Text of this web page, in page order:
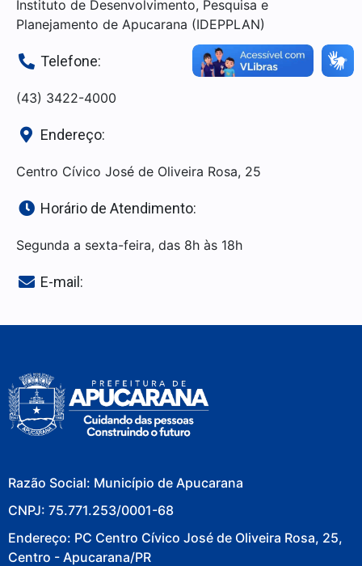
Instituto de Desenvolvimento, Pesquisa e
Planejamento de Apucarana (IDEPPLAN)
Telefone:
(43) 3422-4000
Endereço:
Centro Cívico José de Oliveira Rosa, 25
Horário de Atendimento:
Segunda a sexta-feira, das 8h às 18h
E-mail:
Razão Social: Município de Apucarana
CNPJ: 75.771.253/0001-68
Endereço: PC Centro Cívico José de Oliveira Rosa, 25,
Centro - Apucarana/PR